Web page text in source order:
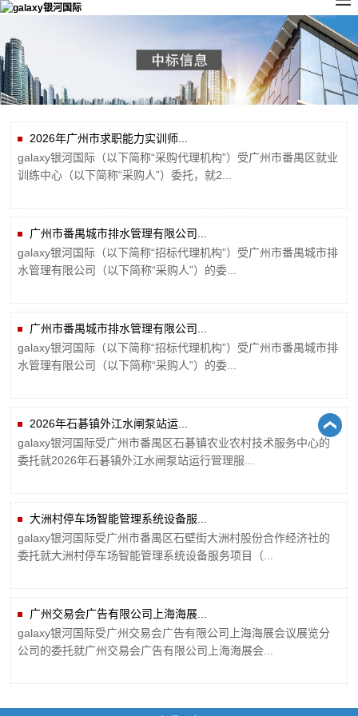
2026年广州市求职能力实训师...
galaxy银河国际（以下简称“采购代理机构”）受广州市番禺区就业
训练中心（以下简称“采购人”）委托，就2...
广州市番禺城市排水管理有限公司...
galaxy银河国际（以下简称“招标代理机构”）受广州市番禺城市排
水管理有限公司（以下简称“采购人”）的委...
广州市番禺城市排水管理有限公司...
galaxy银河国际（以下简称“招标代理机构”）受广州市番禺城市排
水管理有限公司（以下简称“采购人”）的委...
2026年石碁镇外江水闸泵站运...
galaxy银河国际受广州市番禺区石碁镇农业农村技术服务中心的
委托就2026年石碁镇外江水闸泵站运行管理服...
大洲村停车场智能管理系统设备服...
galaxy银河国际受广州市番禺区石壁街大洲村股份合作经济社的
委托就大洲村停车场智能管理系统设备服务项目（...
广州交易会广告有限公司上海海展...
galaxy银河国际受广州交易会广告有限公司上海海展会议展览分
公司的委托就广州交易会广告有限公司上海海展会...